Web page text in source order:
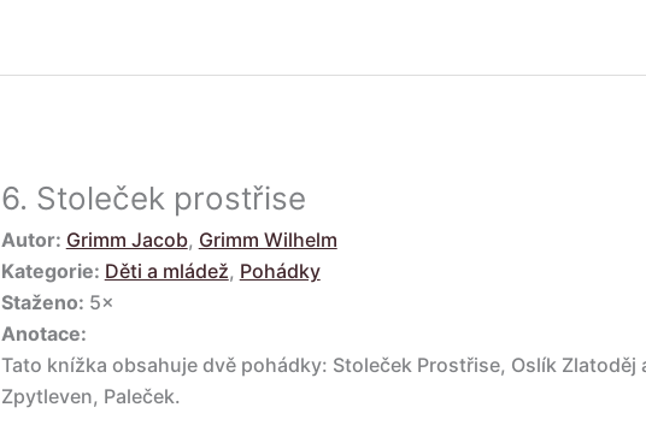
6. Stoleček prostřise
Autor: Grimm Jacob, Grimm Wilhelm
Kategorie: Děti a mládež, Pohádky
Staženo: 5×
Anotace:
Tato knížka obsahuje dvě pohádky: Stoleček Prostřise, Oslík Zlatoděj
Zpytleven, Paleček.